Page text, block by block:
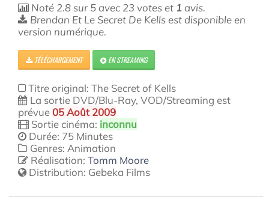
Noté 2.8sur5 avec 23 votes et 1 avis.
Brendan Et Le Secret De Kells est disponible en
version numérique.
TÉLÉCHARGEMENT EN STREAMING
Titre original: The Secret of Kells
La sortie DVD/Blu-Ray, VOD/Streaming est
prévue05 Août 2009
Sortie cinéma: inconnu
Durée: 75 Minutes
Genres: Animation
Réalisation: Tomm Moore
Distribution: Gebeka Films